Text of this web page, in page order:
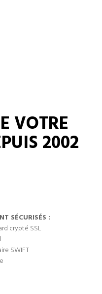
VOTRE
2002
SÉCURISÉS :
crypté SSL
SWIFT